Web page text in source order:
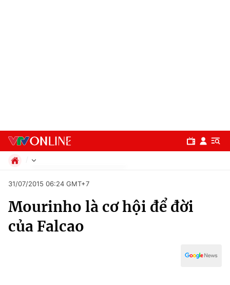
Chuyên mục
Chính trị
Xã hội
Pháp luật
Thể thao
31/07/2015 06:24 GMT+7
Mourinho là cơ hội để đời
của Falcao